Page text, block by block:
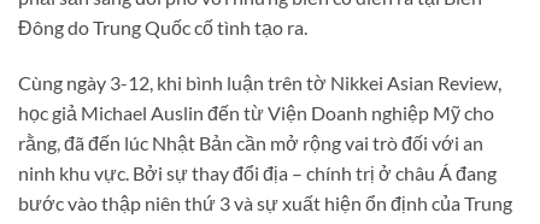
Đông do Trung Quốc cố tình tạo ra.
Cùng ngày 3-12, khi bình luận trên tờ Nikkei Asian Review,
học giả Michael Auslin đến từ Viện Doanh nghiệp Mỹ cho
rằng, đã đến lúc Nhật Bản cần mở rộng vai trò đối với an
ninh khu vực. Bởi sự thay đổi địa – chính trị ở châu Á đang
bước vào thập niên thứ 3 và sự xuất hiện ổn định của Trung